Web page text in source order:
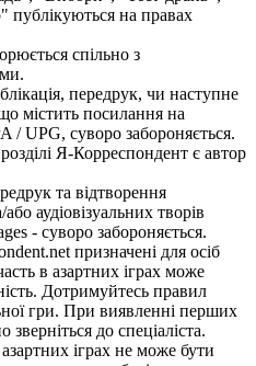
на правах
спільно з
передрук, чи наступне
містить посилання на
/ UPG, суворо забороняється.
Я-Корреспондент є автор
та відтворення
аудіовізуальних творів
- суворо забороняється.
призначені для осіб
в азартних іграх може
Дотримуйтесь правил
гри. При виявленні перших
зверніться до спеціаліста.
іграх не може бути